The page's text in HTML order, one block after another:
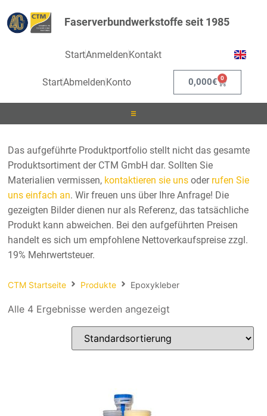
Faserverbundwerkstoffe seit 1985
StartAnmeldenKontakt
StartAbmelden Konto 0,000€ 0
Kleben
Beschichten
Fasern
Kernmaterial
Das aufgeführte Produktportfolio stellt nicht das gesamte
Produktsortiment der CTM GmbH dar. Sollten Sie
Materialien vermissen, kontaktieren sie uns oder rufen Sie
uns einfach an. Wir freuen uns über Ihre Anfrage! Die
gezeigten Bilder dienen nur als Referenz, das tatsächliche
Produkt kann abweichen. Bei den aufgeführten Preisen
handelt es sich um empfohlene Nettoverkaufspreise zzgl.
19% Mehrwertsteuer.
CTM Startseite Produkte Epoxykleber
Alle 4 Ergebnisse werden angezeigt